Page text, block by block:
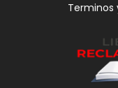
Terminos